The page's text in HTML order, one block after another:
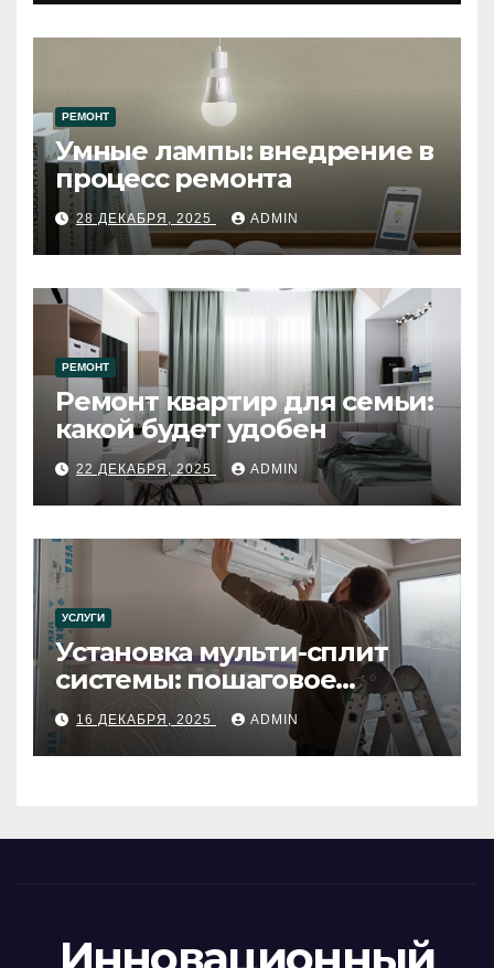
РЕМОНТ
Умные лампы: внедрение в
процесс ремонта
28 ДЕКАБРЯ, 2025 ADMIN
РЕМОНТ
Ремонт квартир для семьи:
какой будет удобен
22 ДЕКАБРЯ, 2025 ADMIN
УСЛУГИ
Установка мульти-сплит
системы: пошаговое
руководство
16 ДЕКАБРЯ, 2025 ADMIN